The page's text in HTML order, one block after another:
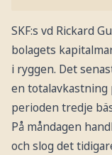
SKF:s vd Rickard
bolagets
i ryggen. Det
en totalavkastning
perioden tredje
På måndagen
och slog det